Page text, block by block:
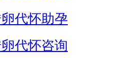
代怀助孕
代怀咨询